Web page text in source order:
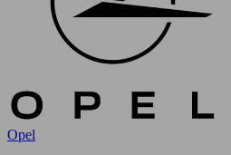
Opel